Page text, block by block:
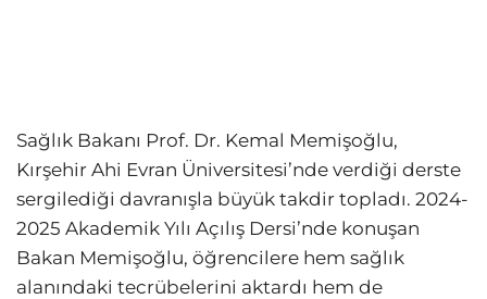
Sağlık Bakanı Prof. Dr. Kemal Memişoğlu,
Kırşehir Ahi Evran Üniversitesi’nde verdiği derste
sergilediği davranışla büyük takdir topladı. 2024-
2025 Akademik Yılı Açılış Dersi’nde konuşan
Bakan Memişoğlu, öğrencilere hem sağlık
alanındaki tecrübelerini aktardı hem de